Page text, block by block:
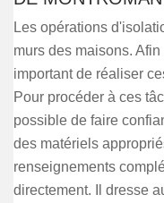
Les opérations
murs des maisons.
important de réaliser
Pour procéder à ces
possible de faire
des matériels
renseignements
directement. Il dresse